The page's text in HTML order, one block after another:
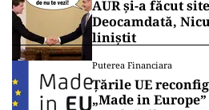
Vrei să fii mereu la curent cu
Puterea.ro și pe canalul de